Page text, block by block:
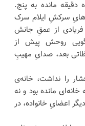
مانده به پنج.
سرکشِ ایلام سرک
فریادی از عمقِ جانش
روحش پیش از
بعد، صدایِ مهیبِ
را نداشت، خانه‌ی
مانده بود و نه
اعضایِ خانواده، در